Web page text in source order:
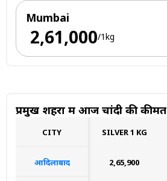
Mumbai
₹ 2,61,000/1kg
प्रमुख शहरों में आज चांदी की कीमत
CITY SILVER 1 KG
आदिलाबाद ₹2,65,900